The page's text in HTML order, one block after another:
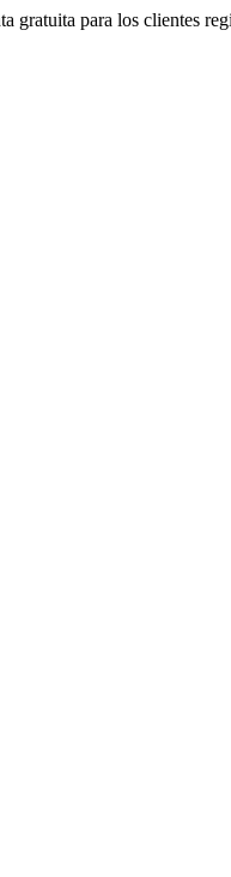
gratuita para los clientes